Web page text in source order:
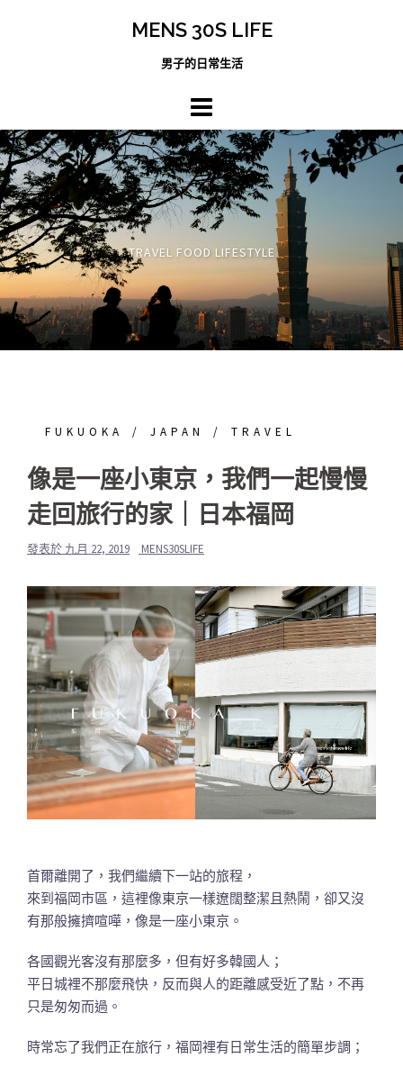
MENS 30S LIFE
男子的日常生活
TRAVEL FOOD LIFESTYLE
FUKUOKA JAPAN TRAVEL
像是一座小東京，我們一起慢慢
走回旅行的家｜日本福岡
發表於 九月 22, 2019 MENS30SLIFE
首爾離開了，我們繼續下一站的旅程，
來到福岡市區，這裡像東京一樣遼闊整潔且熱鬧，卻又沒
有那般擁擠喧嘩，像是一座小東京。
各國觀光客沒有那麼多，但有好多韓國人；
平日城裡不那麼飛快，反而與人的距離感受近了點，不再
只是匆匆而過。
時常忘了我們正在旅行，福岡裡有日常生活的簡單步調；